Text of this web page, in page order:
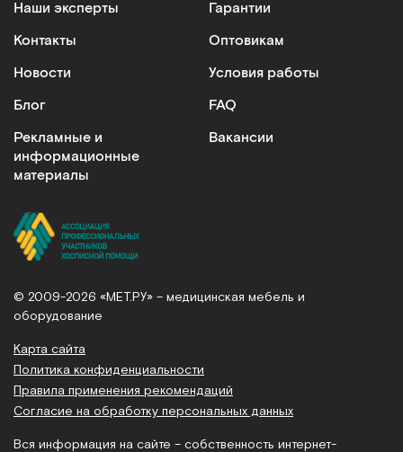
Наши эксперты
Контакты
Новости
Блог
Рекламные и
информационные
материалы
Гарантии
Оптовикам
Условия работы
FAQ
Вакансии
© 2009-2026 «МЕТ.РУ» – медицинская мебель и
оборудование
Карта сайта
Политика конфиденциальности
Правила применения рекомендаций
Согласие на обработку персональных данных
Вся информация на сайте – собственность интернет-